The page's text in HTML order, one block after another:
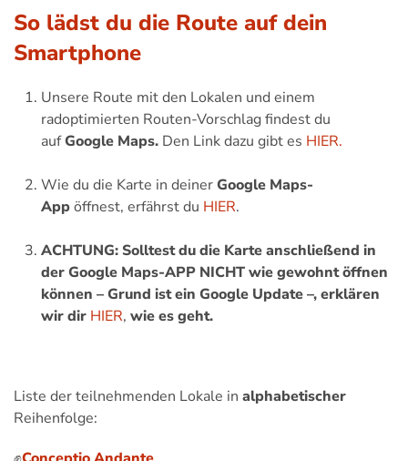
So lädst du die Route auf dein
Smartphone
Unsere Route mit den Lokalen und einem
radoptimierten Routen-Vorschlag findest du
aufGoogle Maps. Den Link dazu gibt es HIER.
Wie du die Karte in deinerGoogle Maps-
Appöffnest, erfährst du HIER.
ACHTUNG: Solltest du die Karte anschließend in
der Google Maps-APP NICHT wie gewohnt öffnen
können – Grund ist ein Google Update –, erklären
wir dir HIER, wie es geht.
Liste der teilnehmenden Lokale in alphabetischer
Reihenfolge: